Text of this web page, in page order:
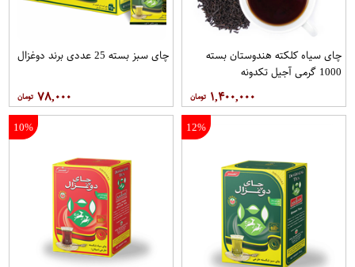
چای سیاه کلکته هندوستان بسته
1000 گرمی آجیل تکدونه
۱,۴۰۰,۰۰۰
چای سبز بسته 25 عددی برند دوغزال
۷۸,۰۰۰
12%
10%